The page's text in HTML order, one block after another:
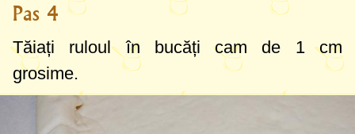
Pas 4
Tăiați ruloul în bucăți cam de 1 cm
grosime.